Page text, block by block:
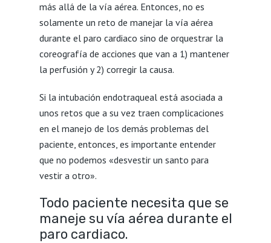
más allá de la vía aérea. Entonces, no es
solamente un reto de manejar la vía aérea
durante el paro cardiaco sino de orquestrar la
coreografía de acciones que van a 1) mantener
la perfusión y 2) corregir la causa.
Si la intubación endotraqueal está asociada a
unos retos que a su vez traen complicaciones
en el manejo de los demás problemas del
paciente, entonces, es importante entender
que no podemos «desvestir un santo para
vestir a otro».
Todo paciente necesita que se
maneje su vía aérea durante el
paro cardiaco.